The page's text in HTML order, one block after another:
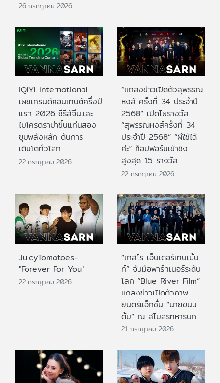
26 กรกฎาคม 2026
iQIYI International
เผยเทรนด์คอนเทนต์ครึ่งปี
แรก 2026 ซีรีส์จีนและ
ไมโครดราม่าขึ้นแท่นสอง
ขุมพลังหลัก ดันการ
เติบโตทั่วโลก
22 กรกฎาคม 2026
“แถลงข่าวเปิดตัวสุพรรณ
หงส์ ครั้งที่ 34 ประจำปี
2568” เปิดโผรางวัล
“สุพรรณหงส์ครั้งที่ 34
ประจำปี 2568” “ผีใช้ได้
ค่ะ” ท็อปฟอร์มเข้าชิง
สูงสุด 15 รางวัล
22 กรกฎาคม 2026
JuicyTomatoes-
"Forever For You"
22 กรกฎาคม 2026
“เกสโร เอ็นเตอร์เทนเม้น
ท์” จับมือพาร์ทเนอร์ระดับ
โลก “Blue River Film”
แถลงข่าวเปิดตัวภาพ
ยนตร์แอ็กชั่น “นายขนม
ต้ม” ณ สโมสรทหารบก
21 กรกฎาคม 2026